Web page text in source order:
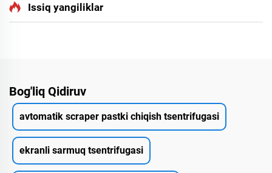
Issiq yangiliklar
Bog'liq Qidiruv
avtomatik scraper pastki chiqish tsentrifugasi
ekranli sarmuq tsentrifugasi